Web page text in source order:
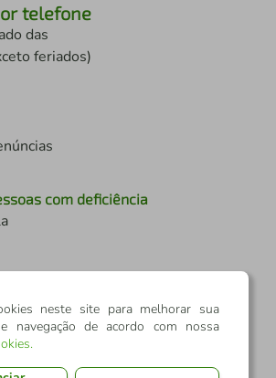
telefone
das
feriados)
com deficiência
e reclamações
neste site para melhorar sua
navegação de acordo com nossa
.